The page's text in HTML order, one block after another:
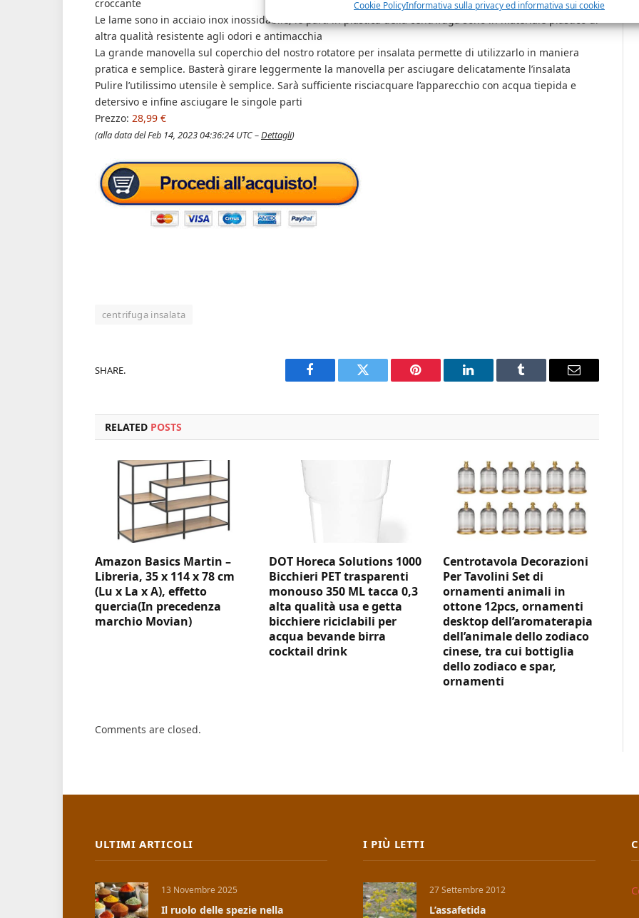
Cookie PolicyInformativa sulla privacy ed informativa sui cookie
croccante
Le lame sono in acciaio inox inossidabile, le parti in plastica della centrifuga sono in materiale plastico di
altra qualità resistente agli odori e antimacchia
La grande manovella sul coperchio del nostro rotatore per insalata permette di utilizzarlo in maniera
pratica e semplice. Basterà girare leggermente la manovella per asciugare delicatamente l’insalata
Pulire l’utilissimo utensile è semplice. Sarà sufficiente risciacquare l’apparecchio con acqua tiepida e
detersivo e infine asciugare le singole parti
Prezzo: 28,99 €
(alla data del Feb 14, 2023 04:36:24 UTC –Dettagli)
centrifuga insalata
SHARE.
Facebook Twitter Pinterest LinkedIn Tumblr Email
RELATED POSTS
Amazon Basics Martin –
Libreria, 35 x 114 x 78 cm
(Lu x La x A), effetto
quercia(In precedenza
marchio Movian)
DOT Horeca Solutions 1000
Bicchieri PET trasparenti
monouso 350 ML tacca 0,3
alta qualità usa e getta
bicchiere riciclabili per
acqua bevande birra
cocktail drink
Centrotavola Decorazioni
Per Tavolini Set di
ornamenti animali in
ottone 12pcs, ornamenti
desktop dell’aromaterapia
dell’animale dello zodiaco
cinese, tra cui bottiglia
dello zodiaco e spar,
ornamenti
Comments are closed.
ULTIMI ARTICOLI
13 Novembre 2025
Il ruolo delle spezie nella
I PIÙ LETTI
27 Settembre 2012
L’assafetida